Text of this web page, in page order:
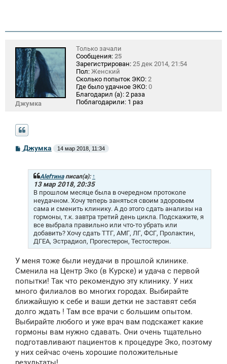
Джумка
Только зачали
Сообщения: 25
Зарегистрирован: 25 дек 2014, 21:54
Пол: Женский
Сколько попыток ЭКО: 2
Где было удачное ЭКО: 0
Благодарил (а): 2 раза
Поблагодарили: 1 раз
С
Джумка 14 мар 2018, 11:34
Аlеfтинаписал(а): ↑
13 мар 2018, 20:35
В прошлом месяце была в очередном протоколе
неудачном. Хочу теперь заняться своим здоровьем
сама и сменить клинику. А до этого сдать анализы на
гормоны, т.к. завтра третий день цикла. Подскажите, я
все выбрала правильно или что-то убрать или
добавить? Хочу сдать ТТГ, АМГ, ЛГ, ФСГ, Пролактин,
ДГЕА, Эстрадиол, Прогестерон, Тестостерон.
У меня тоже были неудачи в прошлой клинике.
Сменила на Центр Эко (в Курске) и удача с первой
попытки! Так что рекомендую эту клинику. У них
много филиалов во многих городах. Выбирайте
ближайшую к себе и ваши детки не заставят себя
долго ждать ! Там все врачи с большим опытом.
Выбирайте любого и уже врач вам подскажет какие
гормоны вам нужно сдавать. Они очень тщательно
подготавливают пациентов к процедуре Эко, поэтому
у них сейчас очень хорошие положительные